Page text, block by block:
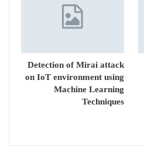
Detection of Mirai attack
on IoT environment using
Machine Learning
Techniques